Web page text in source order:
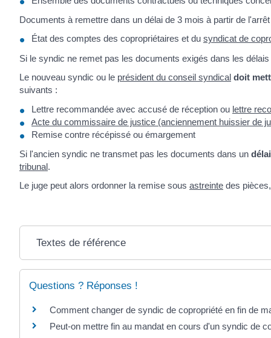
Documents à remettre dans un délai de 3 mois à partir de
État des comptes des copropriétaires et du syndicat de
Si le syndic ne remet pas les documents exigés dans les délais
Le nouveau syndic ou le président du conseil syndical doit
suivants :
Lettre recommandée avec accusé de réception ou lettre
Acte du commissaire de justice (anciennement huissier de
Remise contre récépissé ou émargement
Si l'ancien syndic ne transmet pas les documents dans un
tribunal.
Le juge peut alors ordonner la remise sous astreinte des
Textes de référence
Questions ? Réponses !
Comment changer de syndic de copropriété en fin de
Peut-on mettre fin au mandat en cours d'un syndic de